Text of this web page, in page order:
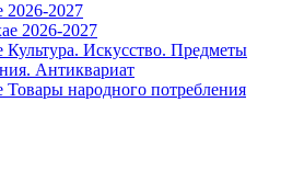
2026-2027
2026-2027
Искусство. Предметы
Антиквариат
народного потребления